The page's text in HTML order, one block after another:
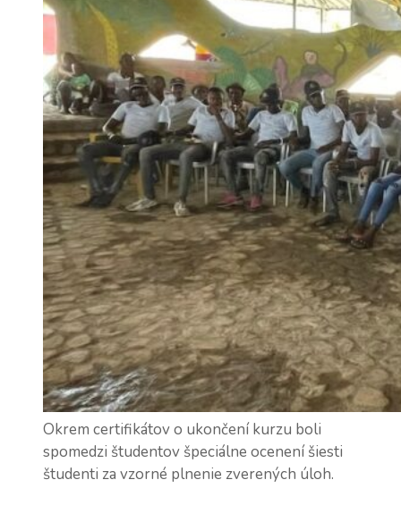
Okrem certifikátov o ukončení kurzu boli
spomedzi študentov špeciálne ocenení šiesti
študenti za vzorné plnenie zverených úloh.